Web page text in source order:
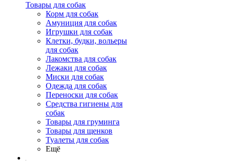
Товары для собак
Корм для собак
Амуниция для собак
Игрушки для собак
Клетки, будки, вольеры
для собак
Лакомства для собак
Лежаки для собак
Миски для собак
Одежда для собак
Переноски для собак
Средства гигиены для
собак
Товары для груминга
Товары для щенков
Туалеты для собак
Ещё